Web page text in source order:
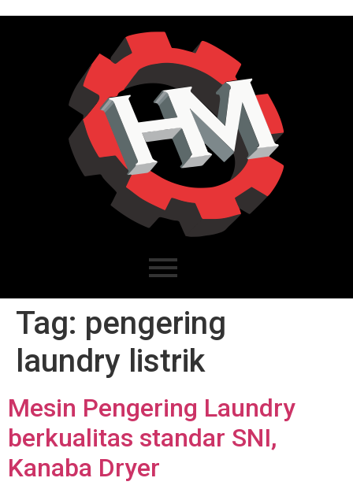
Tag: pengering
laundry listrik
Mesin Pengering Laundry
berkualitas standar SNI,
Kanaba Dryer